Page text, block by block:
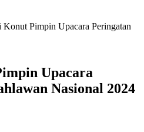
Konut Pimpin Upacara Peringatan
Upacara
Nasional 2024